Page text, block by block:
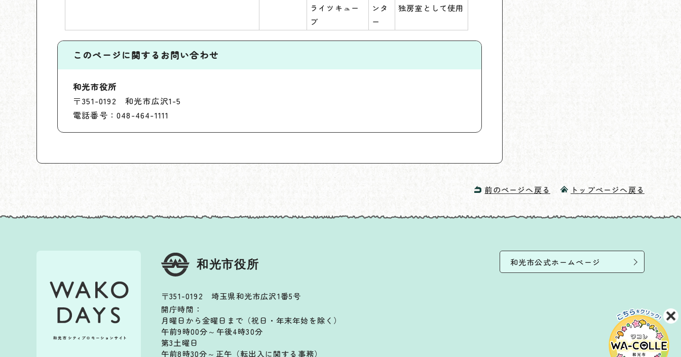
ライツキュー
ブ
ンタ
ー
独房室として使用
このページに関する お問い合わせ
和光市役所
〒351-0192 和光市広沢1-5
電話番号：048-464-1111
前のページへ戻る トップページへ戻る
和光市役所
〒351-0192 埼玉県和光市広沢1番5号
開庁時間：
月曜日から金曜日まで（祝日・年末年始を除く）
午前9時00分～午後4時30分
第3土曜日
午前8時30分～正午（転出入に関する事務）
和光市公式ホームページ